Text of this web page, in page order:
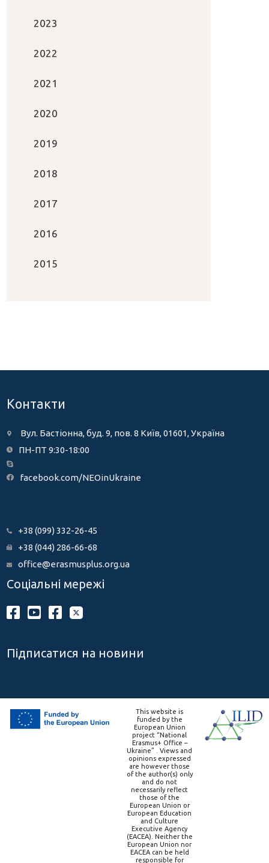
2023
2022
2021
2020
2019
2018
2017
2016
2015
Контакти
Вул. Бастіонна, буд. 9, пов. 8 Київ, 01601, Україна
ПН-ПТ 9:30-18:00
facebook.com/NEOinUkraine
+38 (099) 332-26-45
+38 (044) 286-66-68
office@erasmusplus.org.ua
Соціальні мережі
Підписатися на новини
This website is
funded by the
European Union
project “National
Erasmus+ Office –
Ukraine” . Views and
opinions expressed
are however those
of the author(s) only
and do not
necessarily reflect
those of the
European Union or
European Education
and Culture
Executive Agency
(EACEA). Neither the
European Union nor
EACEA can be held
responsible for